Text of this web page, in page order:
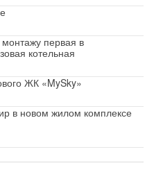
первая в
котельная
ЖК «MySky»
в новом жилом комплексе